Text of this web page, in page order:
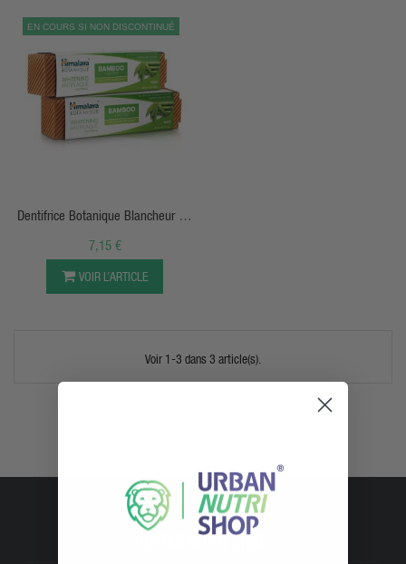
EN COURS SI NON DISCONTINUÉ
Dentifrice Botanique Blancheur Au
Bambou Et Menthe Salée - 113g -
Himalaya
7,15 €
VOIR L’ARTICLE
Voir 1-3 dans 3 article(s).
URBAN NUTRI SHOP